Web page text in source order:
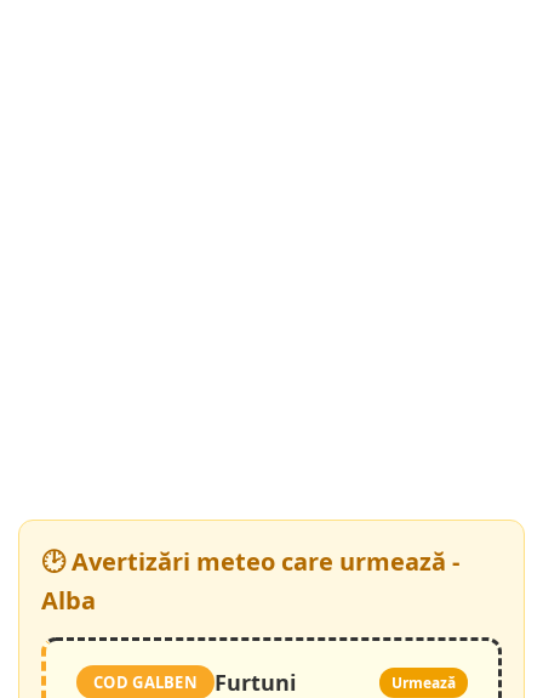
🕑 Avertizări meteo care urmează -
Alba
COD GALBEN Furtuni Urmează